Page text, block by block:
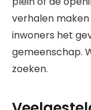
verhalen
inwoners het
gemeenschap.
zoeken.